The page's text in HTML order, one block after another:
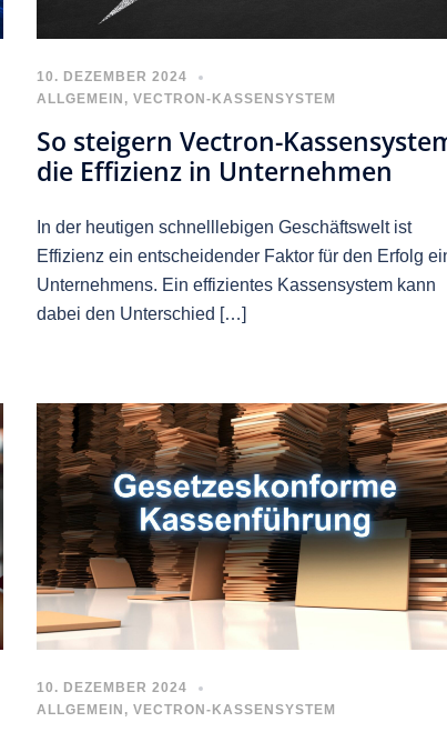
10. DEZEMBER 2024
ALLGEMEIN , VECTRON-KASSENSYSTEM
So steigern Vectron-
die Effizienz in Unternehmen
In der heutigen schnelllebigen Geschäftswelt ist
Effizienz ein entscheidender Faktor für den Erfolg
Unternehmens. Ein effizientes Kassensystem kann
dabei den Unterschied […]
10. DEZEMBER 2024
ALLGEMEIN , VECTRON-KASSENSYSTEM